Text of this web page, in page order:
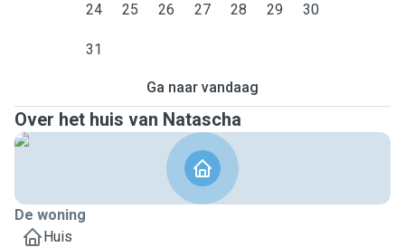
24 25 26 27 28 29 30
31
Ga naar vandaag
Over het huis van Natascha
De woning
Huis